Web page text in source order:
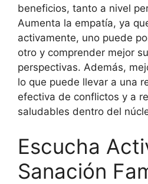
beneficios, tanto a nivel
Aumenta la empatía, ya
activamente, uno puede
otro y comprender mejor
perspectivas. Además,
lo que puede llevar a una
efectiva de conflictos y a
saludables dentro del
Escucha
Sanación